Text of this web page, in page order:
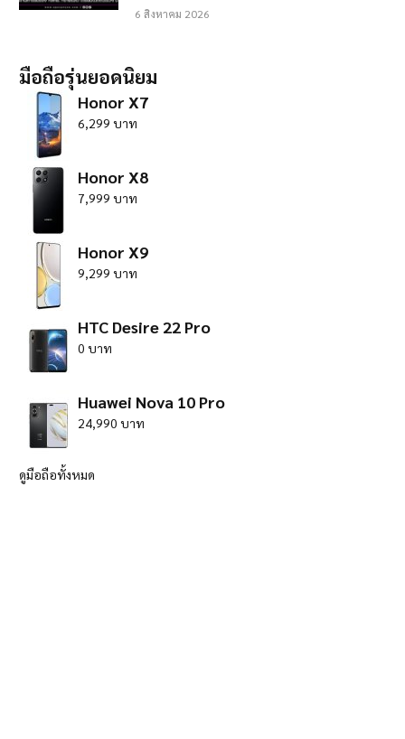
6 สิงหาคม 2026
มือถือรุ่นยอดนิยม
Honor X7
6,299 บาท
Honor X8
7,999 บาท
Honor X9
9,299 บาท
HTC Desire 22 Pro
0 บาท
Huawei Nova 10 Pro
24,990 บาท
ดูมือถือทั้งหมด